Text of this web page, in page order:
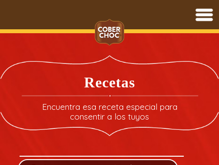
Saltar
Recetas
Encuentra esa receta especial para
consentir a los tuyos